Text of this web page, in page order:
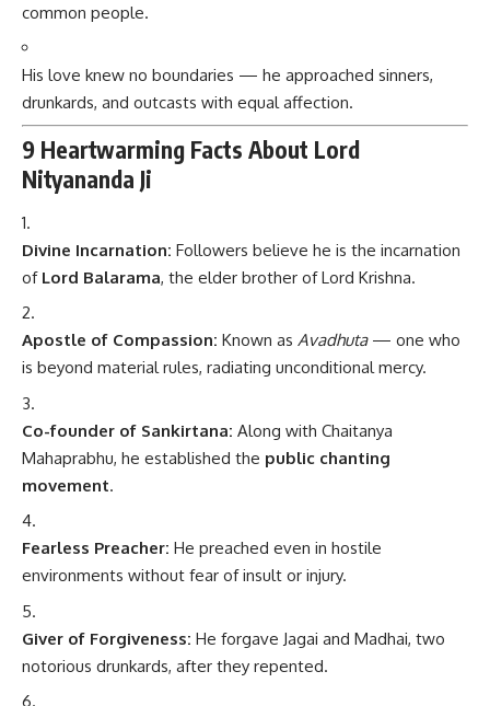
common people.
His love knew no boundaries — he approached sinners,
drunkards, and outcasts with equal affection.
9 Heartwarming Facts About Lord
Nityananda Ji
Divine Incarnation: Followers believe he is the incarnation
of Lord Balarama, the elder brother of Lord Krishna.
Apostle of Compassion: Known as Avadhuta— one who
is beyond material rules, radiating unconditional mercy.
Co-founder of Sankirtana: Along with Chaitanya
Mahaprabhu, he established the public chanting
movement.
Fearless Preacher: He preached even in hostile
environments without fear of insult or injury.
Giver of Forgiveness: He forgave Jagai and Madhai, two
notorious drunkards, after they repented.